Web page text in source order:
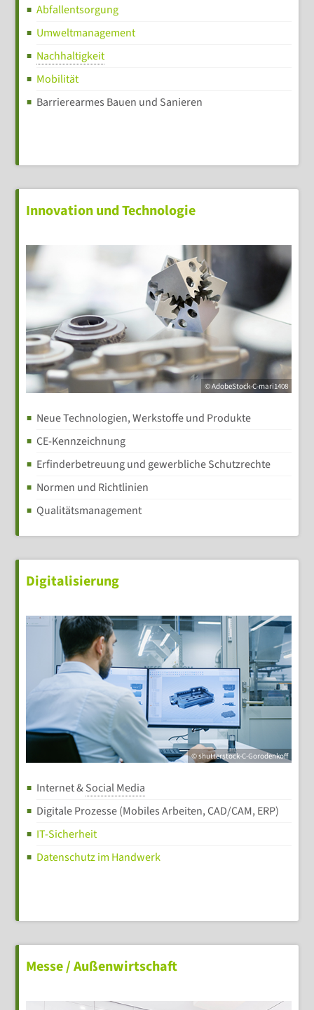
Abfallentsorgung
Umweltmanagement
Nachhaltigkeit
Mobilität
Barrierearmes Bauen und Sanieren
Innovation und Technologie
© AdobeStock-C-mari1408
Neue Technologien, Werkstoffe und Produkte
CE-Kennzeichnung
Erfinderbetreuung und gewerbliche Schutzrechte
Normen und Richtlinien
Qualitätsmanagement
Digitalisierung
© shutterstock-C-Gorodenkoff
Internet &Social Media
Digitale Prozesse (Mobiles Arbeiten, CAD/CAM, ERP)
IT-Sicherheit
Datenschutz im Handwerk
Messe / Außenwirtschaft